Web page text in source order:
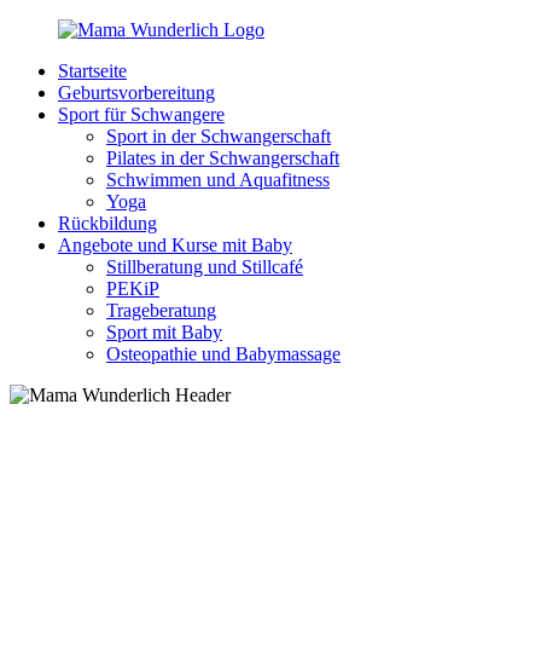
Zurück
Inhalt
MamaWunderlich.de
Mutti
sein
wunderbar!
Startseite
Geburtsvorbereitung
Sport für Schwangere
Sport in der Schwangerschaft
Pilates in der Schwangerschaft
Schwimmen und Aquafitness
Yoga
Rückbildung
Angebote und Kurse mit Baby
Stillberatung und Stillcafé
PEKiP
Trageberatung
Sport mit Baby
Osteopathie und Babymassage